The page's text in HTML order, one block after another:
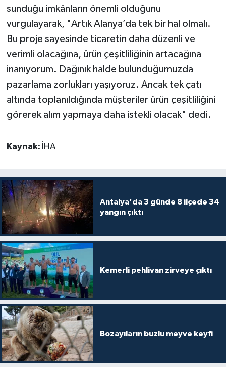
sunduğu imkânların önemli olduğunu
vurgulayarak, "Artık Alanya’da tek bir hal olmalı.
Bu proje sayesinde ticaretin daha düzenli ve
verimli olacağına, ürün çeşitliliğinin artacağına
inanıyorum. Dağınık halde bulunduğumuzda
pazarlama zorlukları yaşıyoruz. Ancak tek çatı
altında toplanıldığında müşteriler ürün çeşitliliğini
görerek alım yapmaya daha istekli olacak" dedi.
Kaynak: İHA
Antalya'da 3 günde 8 ilçede 34
yangın çıktı
Kemerli pehlivan zirveye çıktı
Bozayıların buzlu meyve keyfi